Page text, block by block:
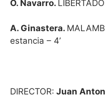
O. Navarro.
A. Ginastera.
estancia – 4’
DIRECTOR: Juan